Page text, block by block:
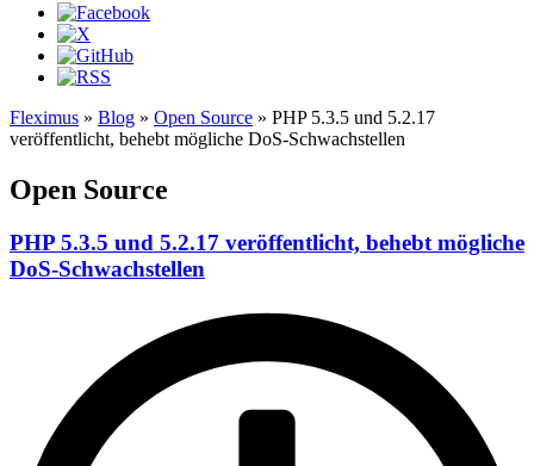
Fleximus » Blog » Open Source » PHP 5.3.5 und 5.2.17
veröffentlicht, behebt mögliche DoS-Schwachstellen
Open Source
PHP 5.3.5 und 5.2.17 veröffentlicht, behebt mögliche
DoS-Schwachstellen